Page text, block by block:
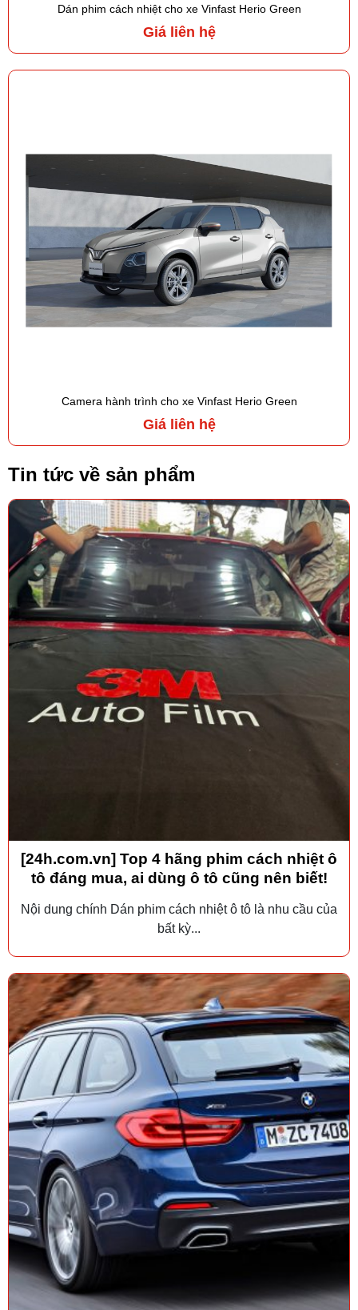
Dán phim cách nhiệt cho xe Vinfast Herio Green
Giá liên hệ
Camera hành trình cho xe Vinfast Herio Green
Giá liên hệ
Tin tức về sản phẩm
[24h.com.vn] Top 4 hãng phim cách nhiệt ô
tô đáng mua, ai dùng ô tô cũng nên biết!
Nội dung chính Dán phim cách nhiệt ô tô là nhu cầu của
bất kỳ...